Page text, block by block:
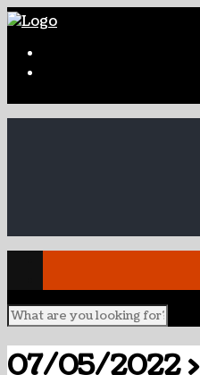
07/05/2022